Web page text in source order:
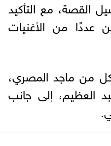
القصة، مع التأكيد
عددًا من الأغنيات
من ماجد المصري،
العظيم، إلى جانب